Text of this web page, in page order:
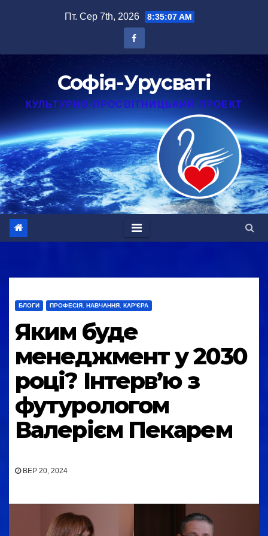
Пт. Сер 7th, 2026 8:35:07 AM
Софія-Урусваті
КУЛЬТУРНО-ПРОСВІТНИЦЬКИЙ ПРОЕКТ
БЛОГИ ПРОФЕСІЯ. НАВЧАННЯ. КАР'ЄРА
Яким буде
менеджмент у 2030
році? Інтерв’ю з
футурологом
Валерієм Пекарем
ВЕР 20, 2024